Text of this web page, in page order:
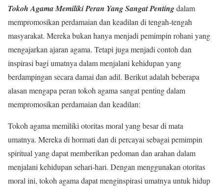
Tokoh Agama Memiliki Peran Yang Sangat Pentingdalam
mempromosikan perdamaian dan keadilan di tengah-tengah
masyarakat. Mereka bukan hanya menjadi pemimpin rohani yang
mengajarkan ajaran agama. Tetapi juga menjadi contoh dan
inspirasi bagi umatnya dalam menjalani kehidupan yang
berdampingan secara damai dan adil. Berikut adalah beberapa
alasan mengapa peran tokoh agama sangat penting dalam
mempromosikan perdamaian dan keadilan:
Tokoh agama memiliki otoritas moral yang besar di mata
umatnya. Mereka di hormati dan di percayai sebagai pemimpin
spiritual yang dapat memberikan pedoman dan arahan dalam
menjalani kehidupan sehari-hari. Dengan menggunakan otoritas
moral ini, tokoh agama dapat menginspirasi umatnya untuk hidup